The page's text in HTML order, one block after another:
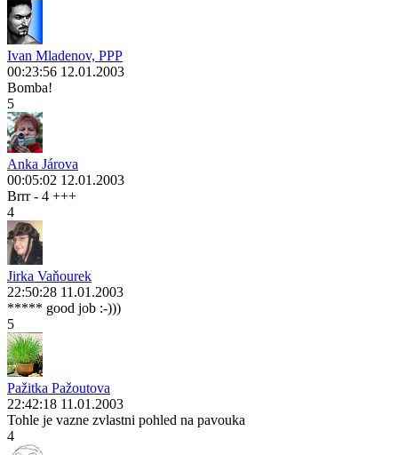
Ivan Mladenov, PPP
00:23:56 12.01.2003
Bomba!
5
Anka Járova
00:05:02 12.01.2003
Brrr - 4 +++
4
Jirka Vaňourek
22:50:28 11.01.2003
***** good job :-)))
5
Pažitka Pažoutova
22:42:18 11.01.2003
Tohle je vazne zvlastni pohled na pavouka
4